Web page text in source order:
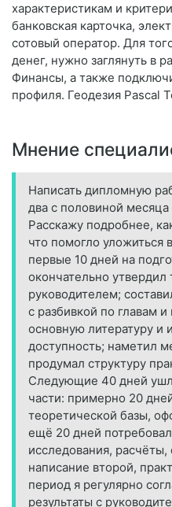
характеристикам и
банковская карточка,
сотовый оператор. Для
денег, нужно заглянуть в
Финансы, а также
профиля. Геодезия Pascal
Мнение
Написать дипломную
два с половиной
Расскажу подробнее,
что помогло уложиться
первые 10 дней на
окончательно
руководителем;
с разбивкой по главам
основную литературу и
доступность; наметил
продумал структуру
Следующие 40 дней
части: примерно 20
теоретической базы,
ещё 20 дней
исследования,
написание второй,
период я регулярно
результаты с